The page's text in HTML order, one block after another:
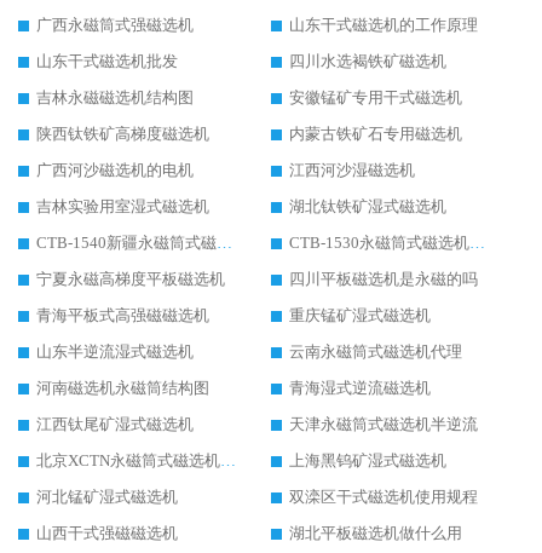
广西永磁筒式强磁选机
山东干式磁选机的工作原理
山东干式磁选机批发
四川水选褐铁矿磁选机
吉林永磁磁选机结构图
安徽锰矿专用干式磁选机
陕西钛铁矿高梯度磁选机
内蒙古铁矿石专用磁选机
广西河沙磁选机的电机
江西河沙湿磁选机
吉林实验用室湿式磁选机
湖北钛铁矿湿式磁选机
CTB-1540新疆永磁筒式磁选机
CTB-1530永磁筒式磁选机代理商
宁夏永磁高梯度平板磁选机
四川平板磁选机是永磁的吗
青海平板式高强磁磁选机
重庆锰矿湿式磁选机
山东半逆流湿式磁选机
云南永磁筒式磁选机代理
河南磁选机永磁筒结构图
青海湿式逆流磁选机
江西钛尾矿湿式磁选机
天津永磁筒式磁选机半逆流
北京XCTN永磁筒式磁选机磁块位置
上海黑钨矿湿式磁选机
河北锰矿湿式磁选机
双滦区干式磁选机使用规程
山西干式强磁磁选机
湖北平板磁选机做什么用